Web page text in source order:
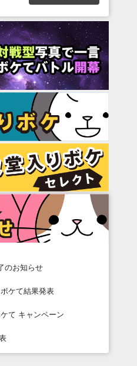
のお知らせ
ケて結果発表
て キャンペーン